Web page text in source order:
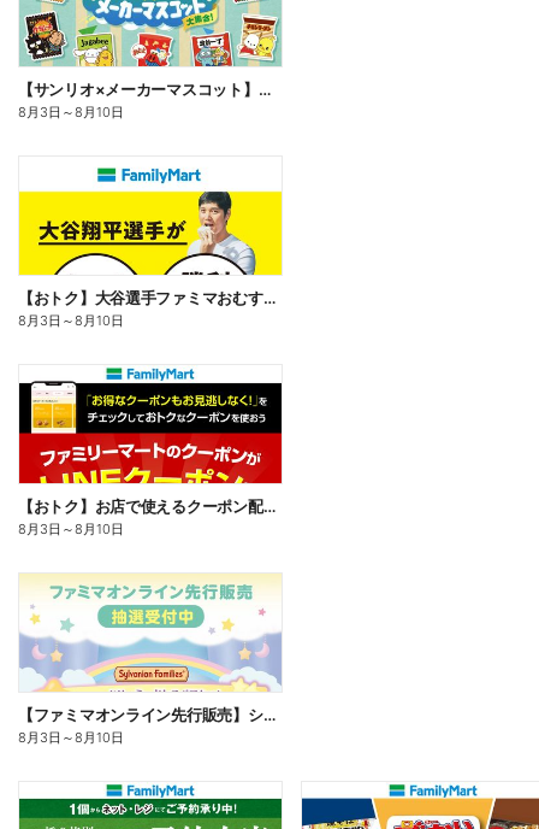
【サンリオ×メーカーマスコット】オリジナルグッズ貰える!
8月3日 ～8月10日
【おトク】大谷選手ファミマおむすび割
8月3日 ～8月10日
【おトク】お店で使えるクーポン配信中
8月3日 ～8月10日
【ファミマオンライン先行販売】シルバニアファミリー
8月3日 ～8月10日